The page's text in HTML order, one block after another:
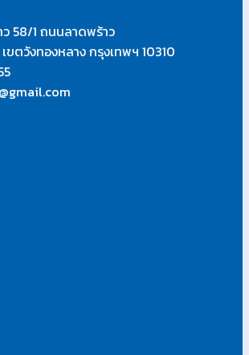
58/1 ถนนลาดพร้าว
ขตวังทองหลาง กรุงเทพฯ 10310